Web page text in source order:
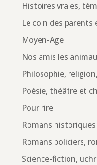
Histoires vraies,
Le coin des
Moyen-Age
Nos amis les
Philosophie,
Poésie, théâtre et
Pour rire
Romans historiques
Romans policiers,
Science-fiction,